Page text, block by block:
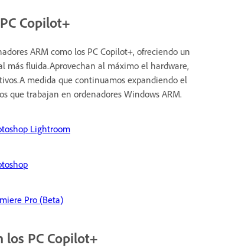
Copilot+
ARM como los PC Copilot+, ofreciendo un
más fluida.Aprovechan al máximo el hardware,
medida que continuamos expandiendo el
que trabajan en ordenadores Windows ARM.
Lightroom
Pro (Beta)
PC Copilot+